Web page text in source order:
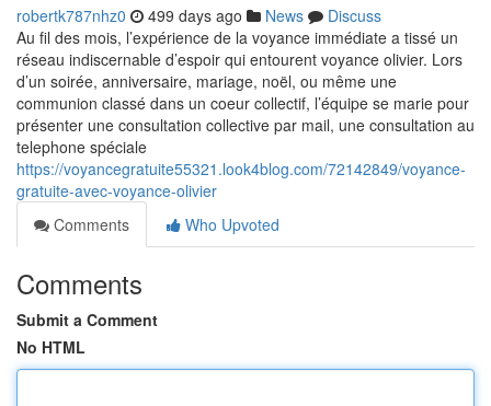
robertk787nhz0 499 days ago News
Discuss
Au fil des mois, l’expérience de la voyance immédiate a tissé un
réseau indiscernable d’espoir qui entourent voyance olivier. Lors
d’un soirée, anniversaire, mariage, noël, ou même une
communion classé dans un coeur collectif, l’équipe se marie pour
présenter une consultation collective par mail, une consultation au
telephone spéciale
https://voyancegratuite55321.look4blog.com/72142849/voyance-
gratuite-avec-voyance-olivier
Comments
Who Upvoted
Comments
Submit a Comment
No HTML